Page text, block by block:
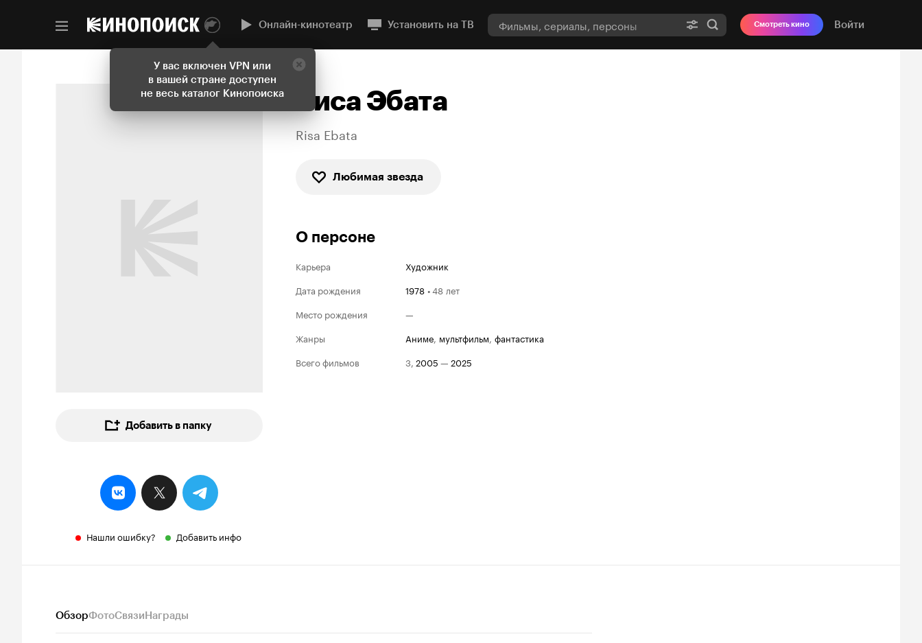
У вас включен VPN или
в вашей стране доступен
не весь каталог Кинопоиска
Онлайн-кинотеатр Установить на ТВ Смотреть кино Войти
Добавить в папку
Нашли ошибку? Добавить инфо
Риса Эбата
Risa Ebata
Любимая звезда
О персоне
Карьера
Художник
Дата рождения
1978 •48 лет
Место рождения
—
Жанры
аниме, мультфильм, фантастика
Всего фильмов
3, 2005 — 2025
ОбзорФотоСвязиНаграды